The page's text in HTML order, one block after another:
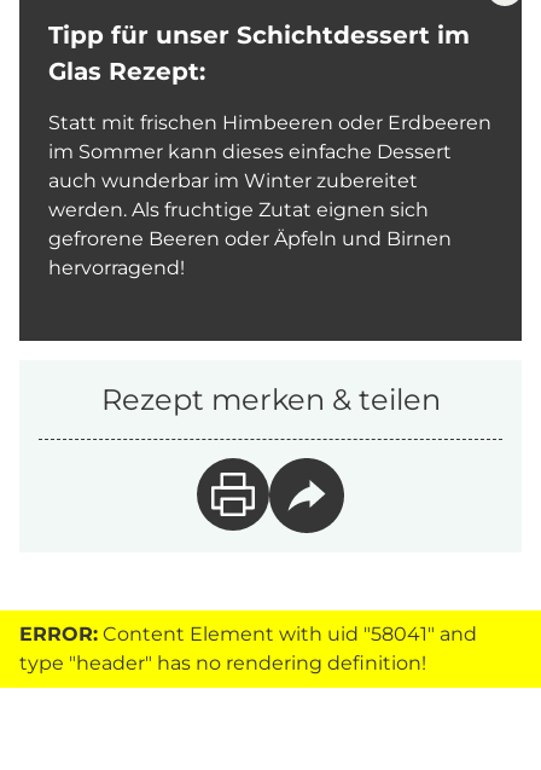
Tipp für unser Schichtdessert im
Glas Rezept:
Statt mit frischen Himbeeren oder Erdbeeren
im Sommer kann dieses einfache Dessert
auch wunderbar im Winter zubereitet
werden. Als fruchtige Zutat eignen sich
gefrorene Beeren oder Äpfeln und Birnen
hervorragend!
Rezept merken & teilen
ERROR: Content Element with uid "58041" and
type "header" has no rendering definition!